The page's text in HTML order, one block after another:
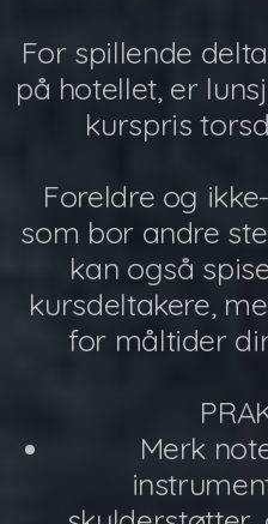
For spillende
på hotellet, er
kurspris
Foreldre og
som bor andre
kan også
kursdeltakere,
for måltider
Merk